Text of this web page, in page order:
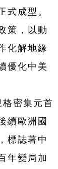
式成型。
策，以動
化解地緣
優化中美
密集元首
續歐洲國
標誌著中
年變局加